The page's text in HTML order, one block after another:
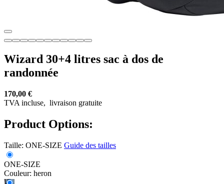
Wizard 30+4 litres sac à dos de
randonnée
170,00 €
TVA incluse, livraison gratuite
Product Options:
Taille: ONE-SIZE Guide des tailles
ONE-SIZE
Couleur: heron